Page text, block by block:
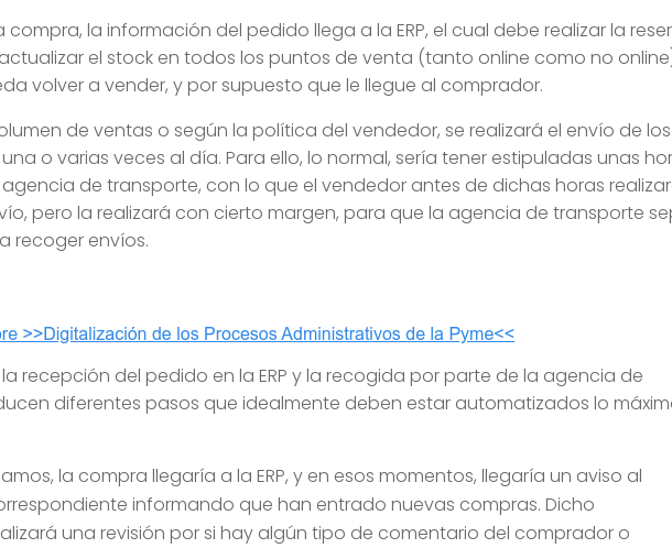
compra, la información del pedido llega a la ERP, el cual debe realizar la
el stock en todos los puntos de venta (tanto online como no
volver a vender, y por supuesto que le llegue al comprador.
de ventas o según la política del vendedor, se realizará el envío de los
o varias veces al día. Para ello, lo normal, sería tener estipuladas unas
de transporte, con lo que el vendedor antes de dichas horas
pero la realizará con cierto margen, para que la agencia de transporte
recoger envíos.
recepción del pedido en la ERP y la recogida por parte de la agencia de
diferentes pasos que idealmente deben estar automatizados lo
la compra llegaría a la ERP, y en esos momentos, llegaría un aviso al
informando que han entrado nuevas compras. Dicho
una revisión por si hay algún tipo de comentario del comprador o